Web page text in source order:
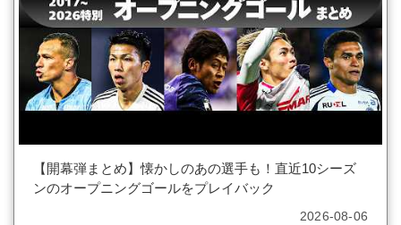
【開幕弾まとめ】懐かしのあの選手も！直近10シーズ
ンのオープニングゴールをプレイバック
2026-08-06